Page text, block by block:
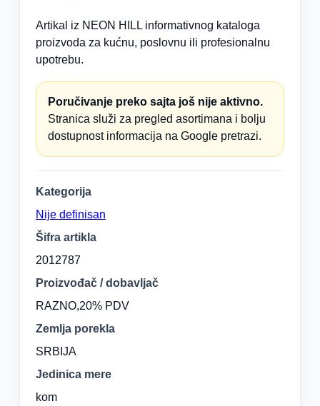
Artikal iz NEON HILL informativnog kataloga
proizvoda za kućnu, poslovnu ili profesionalnu
upotrebu.
Poručivanje preko sajta još nije aktivno.
Stranica služi za pregled asortimana i bolju
dostupnost informacija na Google pretrazi.
Kategorija
Nije definisan
Šifra artikla
2012787
Proizvođač / dobavljač
RAZNO,20% PDV
Zemlja porekla
SRBIJA
Jedinica mere
kom